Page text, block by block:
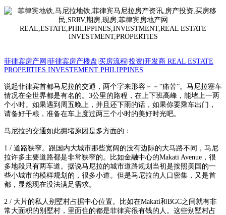
菲律宾房产网|菲律宾房产楼盘|买房流程|投资|开发商 REAL ESTATE
PROPERTIES INVESTEMENT PHILIPPINES
说起菲律宾首都马尼拉的交通，两个字来形容－－“痛苦”。马尼拉塞车
情况在全世界都是有名的。3公里的路程，在上下班高峰，能堵上一两
个小时。如果遇到周五晚上，并且还下雨的话，如果你要乘车出门，
请备好干粮，准备在车上度过两三个小时的美好时光吧。
马尼拉的交通如此拥堵原因是多方面的：
1 / 道路狭窄。跟国内大城市那些宽阔的没有边际的大马路不同，马尼
拉许多主要道路都是非常狭窄的。比如金融中心的Makati Avenue，很
多地段只有两车道。据说马尼拉的城市道路规划当初是按照美国的一
些小城市的模样规划的，很多小道。但是马尼拉的人口密集，又是首
都，显然现在没法满足需求。
2 / 大片的私人别墅村占据中心位置。比如在Makati和BGC之间就有非
常大面积的别墅村，里面住的都是菲律宾很有钱的人。这些别墅村占